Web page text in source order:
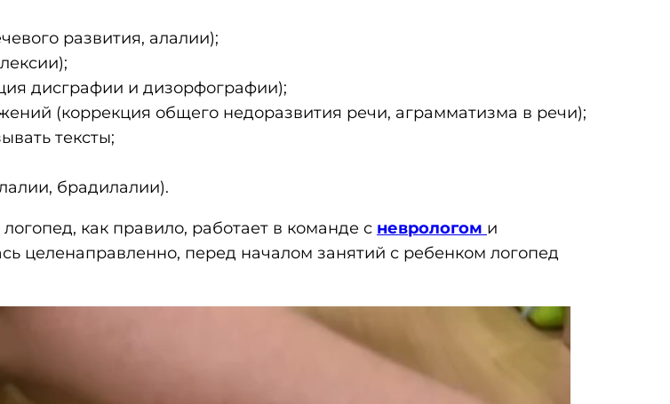
развития, алалии);
дисграфии и дизорфографии);
(коррекция общего недоразвития речи, аграмматизма в речи);
тексты;
брадилалии).
как правило, работает в команде с неврологом и
целенаправленно, перед началом занятий с ребенком логопед